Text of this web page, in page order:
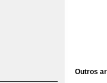
Outros